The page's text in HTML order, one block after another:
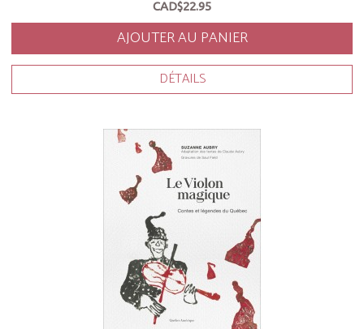
CAD$22.95
AJOUTER AU PANIER
DÉTAILS